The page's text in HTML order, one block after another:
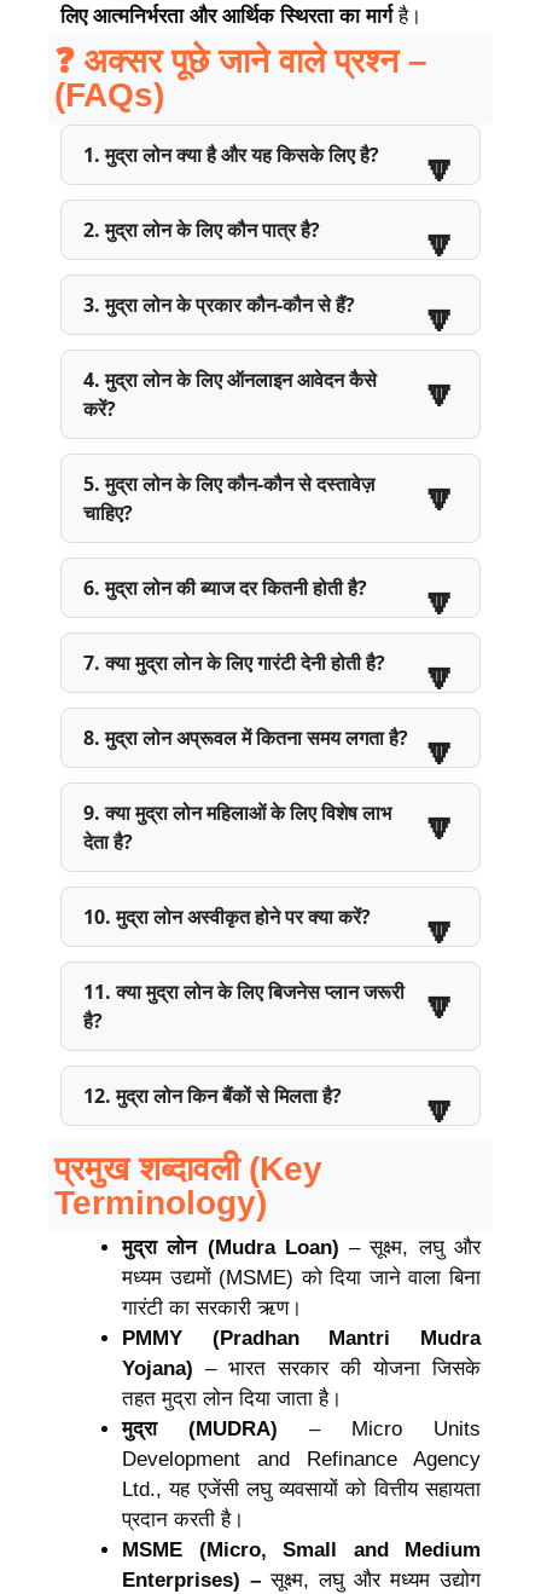
लिए आत्मनिर्भरता और आर्थिक स्थिरता का मार्गहै।
❓ अक्सर पूछे जाने वाले प्रश्न –
(FAQs)
1. मुद्रा लोन क्या है और यह किसके लिए है?
2. मुद्रा लोन के लिए कौन पात्र है?
3. मुद्रा लोन के प्रकार कौन-कौन से हैं?
4. मुद्रा लोन के लिए ऑनलाइन आवेदन कैसे
करें?
5. मुद्रा लोन के लिए कौन-कौन से दस्तावेज़
चाहिए?
6. मुद्रा लोन की ब्याज दर कितनी होती है?
7. क्या मुद्रा लोन के लिए गारंटी देनी होती है?
8. मुद्रा लोन अप्रूवल में कितना समय लगता है?
9. क्या मुद्रा लोन महिलाओं के लिए विशेष लाभ
देता है?
10. मुद्रा लोन अस्वीकृत होने पर क्या करें?
11. क्या मुद्रा लोन के लिए बिजनेस प्लान जरूरी
है?
12. मुद्रा लोन किन बैंकों से मिलता है?
प्रमुख शब्दावली (Key
Terminology)
मुद्रा लोन (Mudra Loan) – सूक्ष्म, लघु और
मध्यम उद्यमों (MSME) को दिया जाने वाला बिना
गारंटी का सरकारी ऋण।
PMMY (Pradhan Mantri Mudra
Yojana) – भारत सरकार की योजना जिसके
तहत मुद्रा लोन दिया जाता है।
मुद्रा (MUDRA) – Micro Units
Development and Refinance Agency
Ltd., यह एजेंसी लघु व्यवसायों को वित्तीय सहायता
प्रदान करती है।
MSME (Micro, Small and Medium
Enterprises) –सूक्ष्म, लघु और मध्यम उद्योग